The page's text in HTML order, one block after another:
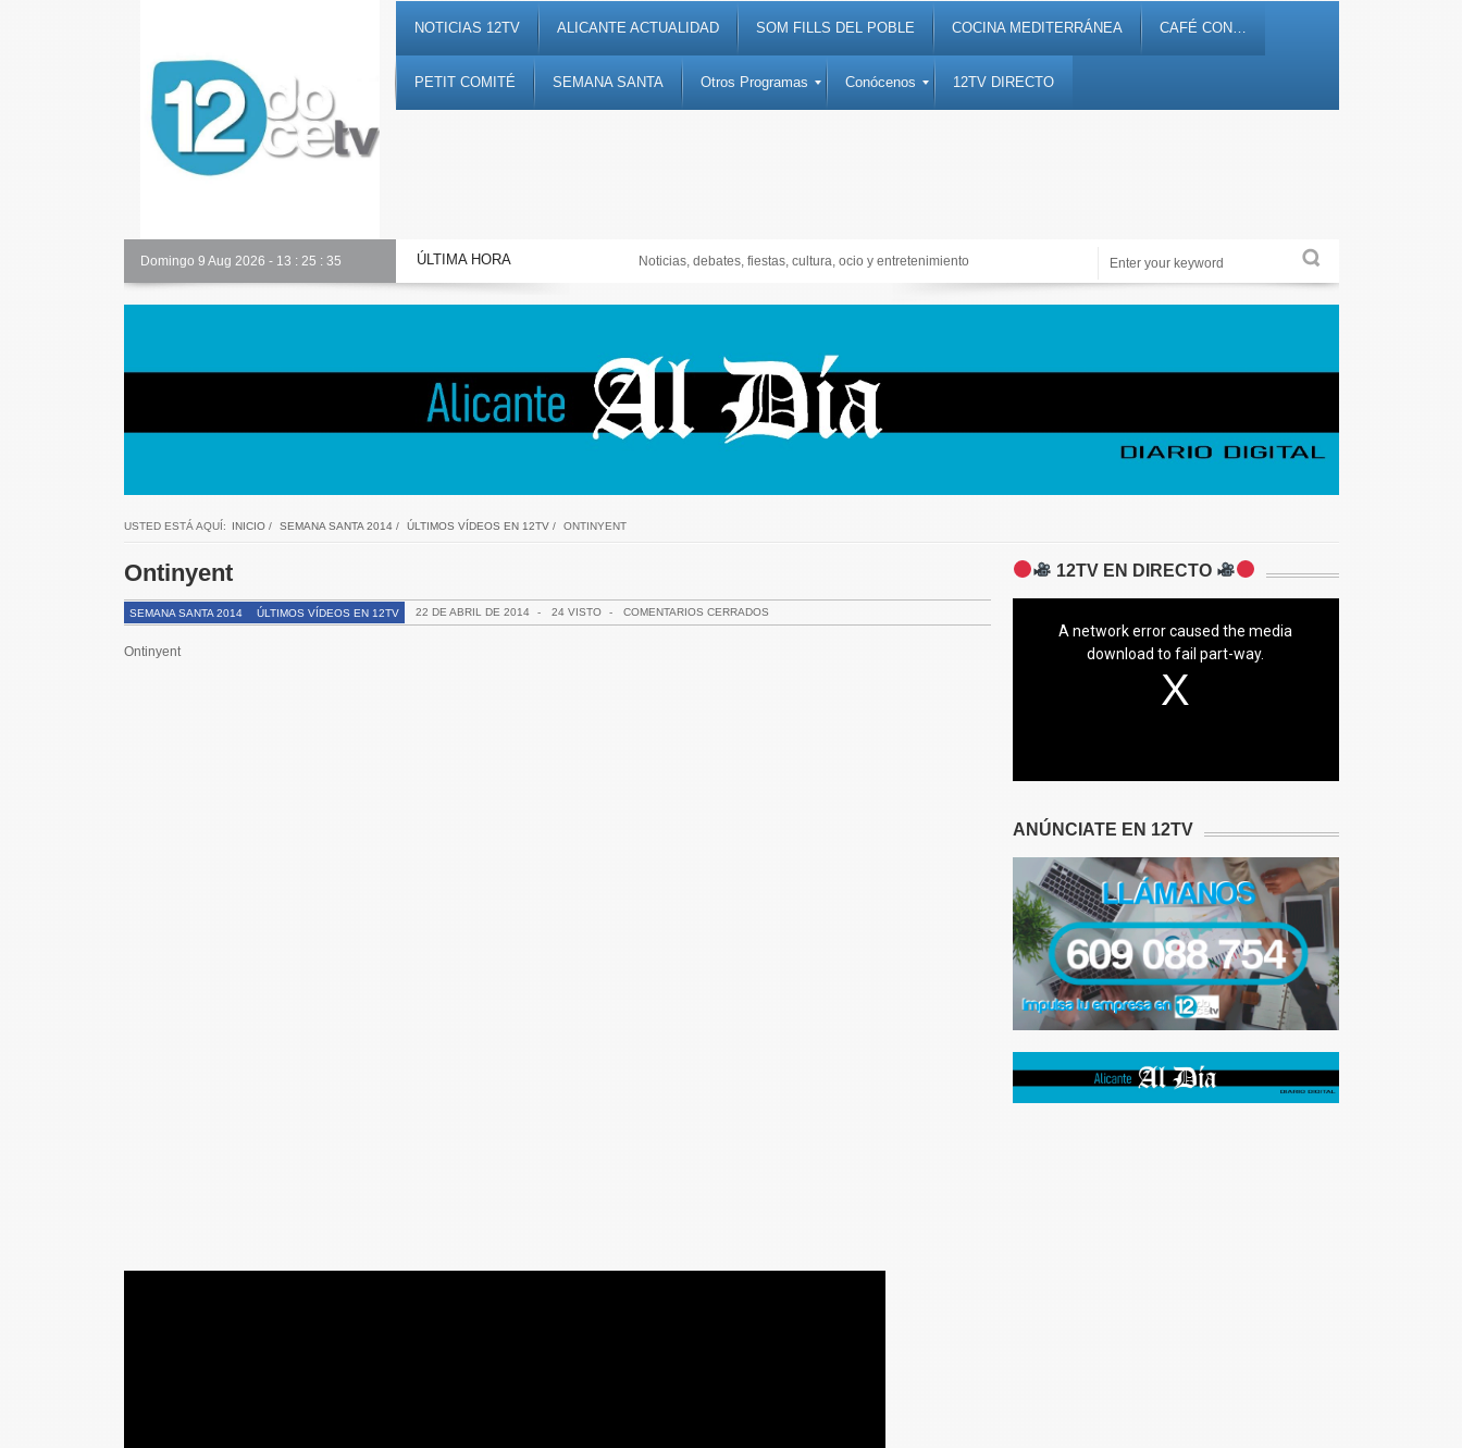
NOTICIAS 12TV ALICANTE ACTUALIDAD SOM FILLS DEL POBLE COCINA MEDITERRÁNEA CAFÉ CON…
PETIT COMITÉ SEMANA SANTA Otros Programas Conócenos 12TV DIRECTO
Domingo 9 Aug 2026 - 13 : 25 : 36 ÚLTIMA HORA
Toda la información al instante en 𝟭𝟮𝗲𝗻𝗱𝗶𝗴𝗶𝘁𝗮𝗹.𝗲𝘀 Noticias, debates, fiestas, cultura, ocio y entretenimiento Periodismo de proximidad en 12tv.es
USTED ESTÁ AQUÍ: INICIO/ SEMANA SANTA 2014/ ÚLTIMOS VÍDEOS EN 12TV/ ONTINYENT
Ontinyent
SEMANA SANTA 2014 ÚLTIMOS VÍDEOS EN 12TV 22 DE ABRIL DE 2014 - 24 VISTO - COMENTARIOS CERRADOS
Ontinyent
12TV EN DIRECTO
A network error caused the media
download to fail part-way.
ANÚNCIATE EN 12TV